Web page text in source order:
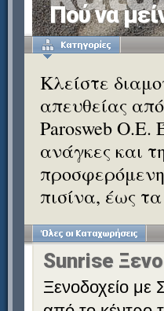
Πού να
Κλείστε
απευθείας
Parosweb Ο.Ε.
ανάγκες και
πισίνα, έως
Sunrise
Ξενοδοχείο με